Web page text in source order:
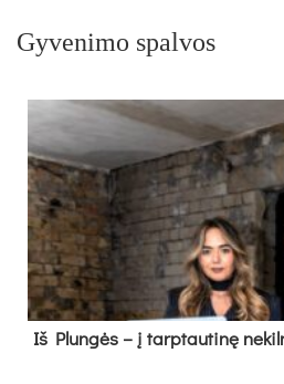
Gyvenimo spalvos
Iš Plungės – į tarptautinę